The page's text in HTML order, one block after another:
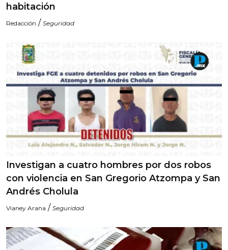
habitación
Redacción / Seguridad
Investigan a cuatro hombres por dos robos
con violencia en San Gregorio Atzompa y San
Andrés Cholula
Vianey Arana / Seguridad